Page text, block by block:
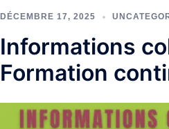
DÉCEMBRE 17, 2025
Informations
Formation